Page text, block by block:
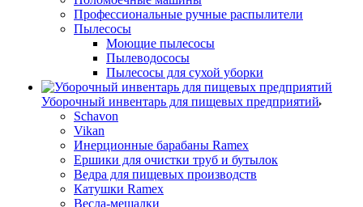
Профессиональные ручные распылители
Пылесосы
Моющие пылесосы
Пылеводососы
Пылесосы для сухой уборки
Уборочный инвентарь для пищевых предприятий
Schavon
Vikan
Инерционные барабаны Ramex
Ершики для очистки труб и бутылок
Ведра для пищевых производств
Катушки Ramex
Весла-мешалки